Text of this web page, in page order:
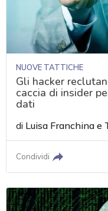
NUOVE TATTICHE
Gli hacker
caccia di insider
dati
di Luisa Franchina e
Condividi